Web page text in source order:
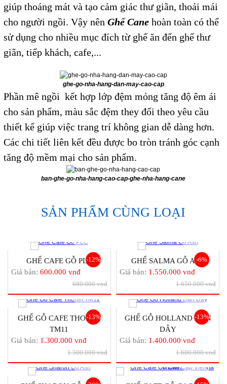
giúp thoáng mát và tạo cảm giác thư giãn, thoải mái
cho người ngồi. Vậy nên Ghế Canehoàn toàn có thể
sử dụng cho nhiều mục đích từ ghế ăn đến ghế thư
giãn, tiếp khách, cafe,...
ghe-go-nha-hang-dan-may-cao-cap
Phần mê ngồi kết hợp lớp đệm mỏng tăng độ êm ái
cho sản phẩm, màu sắc đệm they đổi theo yêu cầu
thiết kế giúp việc trang trí không gian dễ dàng hơn.
Các chi tiết liên kết đều được bo tròn tránh góc cạnh
tăng độ mềm mại cho sản phẩm.
ban-ghe-go-nha-hang-cao-cap-ghe-nha-hang-cane
SẢN PHẨM CÙNG LOẠI
-12%
GHẾ CAFE GỖ PLC
Giá bán: 600.000 vnđ
680.000 vnđ
-6%
GHẾ SALMA GỖ ASH
Giá bán: 1.550.000 vnđ
1.650.000 vnđ
-13%
GHẾ GỖ CAFE THONET
TM11
Giá bán: 1.300.000 vnđ
1.500.000 vnđ
-13%
GHẾ GỖ HOLLAND ĐAN
DÂY
Giá bán: 1.400.000 vnđ
1.600.000 vnđ